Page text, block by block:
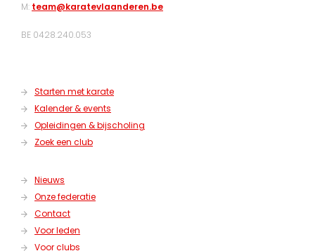
M: team@karatevlaanderen.be
BE 0428.240.053
Starten met karate
Kalender & events
Opleidingen & bijscholing
Zoek een club
Nieuws
Onze federatie
Contact
Voor leden
Voor clubs